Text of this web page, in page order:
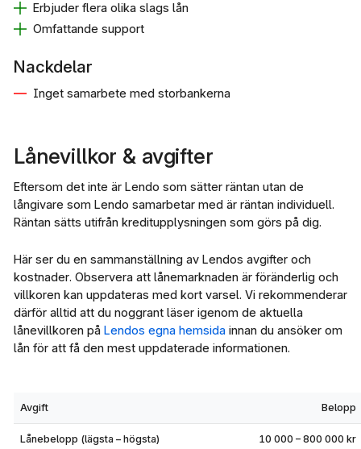
Erbjuder flera olika slags lån
Omfattande support
Nackdelar
Inget samarbete med storbankerna
Lånevillkor & avgifter
Eftersom det inte är Lendo som sätter räntan utan de
långivare som Lendo samarbetar med är räntan individuell.
Räntan sätts utifrån kreditupplysningen som görs på dig.
Här ser du en sammanställning av Lendos avgifter och
kostnader. Observera att lånemarknaden är föränderlig och
villkoren kan uppdateras med kort varsel. Vi rekommenderar
därför alltid att du noggrant läser igenom de aktuella
lånevillkoren på Lendos egna hemsidainnan du ansöker om
lån för att få den mest uppdaterade informationen.
Avgift Belopp
Lånebelopp (lägsta – högsta) 10 000 – 800 000 kr